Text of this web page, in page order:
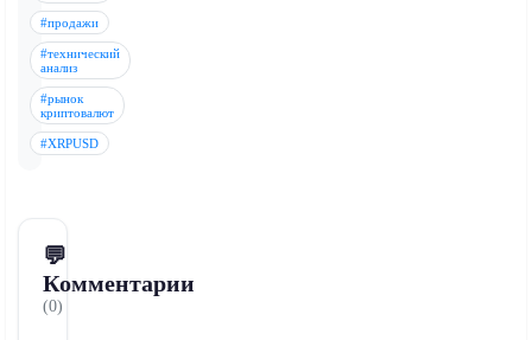
#продажи
#технический
анализ
#рынок
криптовалют
#XRPUSD
💬
Комментарии
(0)